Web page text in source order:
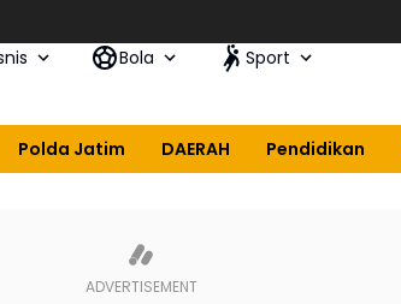
Bola Sport
Polda Jatim DAERAH Pendidikan